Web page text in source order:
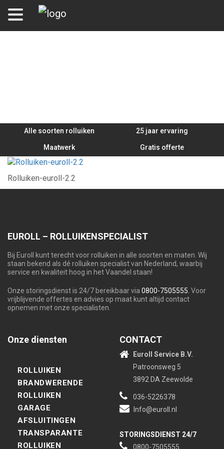
Alle soorten rolluiken 25 jaar ervaring
Maatwerk Gratis offerte
Rolluiken-euroll-2.2
EUROLL – ROLLUIKENSPECIALIST
Bij Euroll kunt terecht voor rolluiken in alle soorten en maten. Wij
staan bekend als dé rolluiken specialist van Nederland, waarbij
service en kwaliteit hoog in het Vaandel staan!
Onze storingsdienst is 24/7 bereikbaar via 0800-7505555. Voor
vrijblijvende offertes en advies op maat kunt altijd contact
opnemen met onze specialisten.
Onze diensten
ROLLUIKEN
BRANDWERENDE
ROLLUIKEN
GARAGE
AFSLUITINGEN
TRANSPARANTE
ROLLUIKEN
CONTACT
Euroll Service B.V.
Patroonsweg 5
3892 DA Zeewolde
036-5226378
Info@euroll.nl
STORINGSDIENST 24/7
0800-7505555